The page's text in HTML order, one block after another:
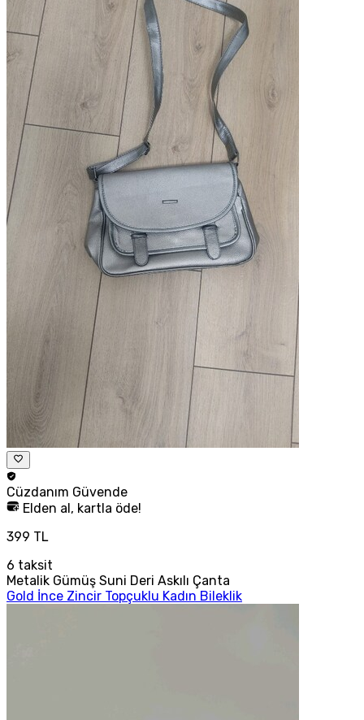
Cüzdanım Güvende
Elden al, kartla öde!
399 TL
6 taksit
Metalik Gümüş Suni Deri Askılı Çanta
Gold İnce Zincir Topçuklu Kadın Bileklik